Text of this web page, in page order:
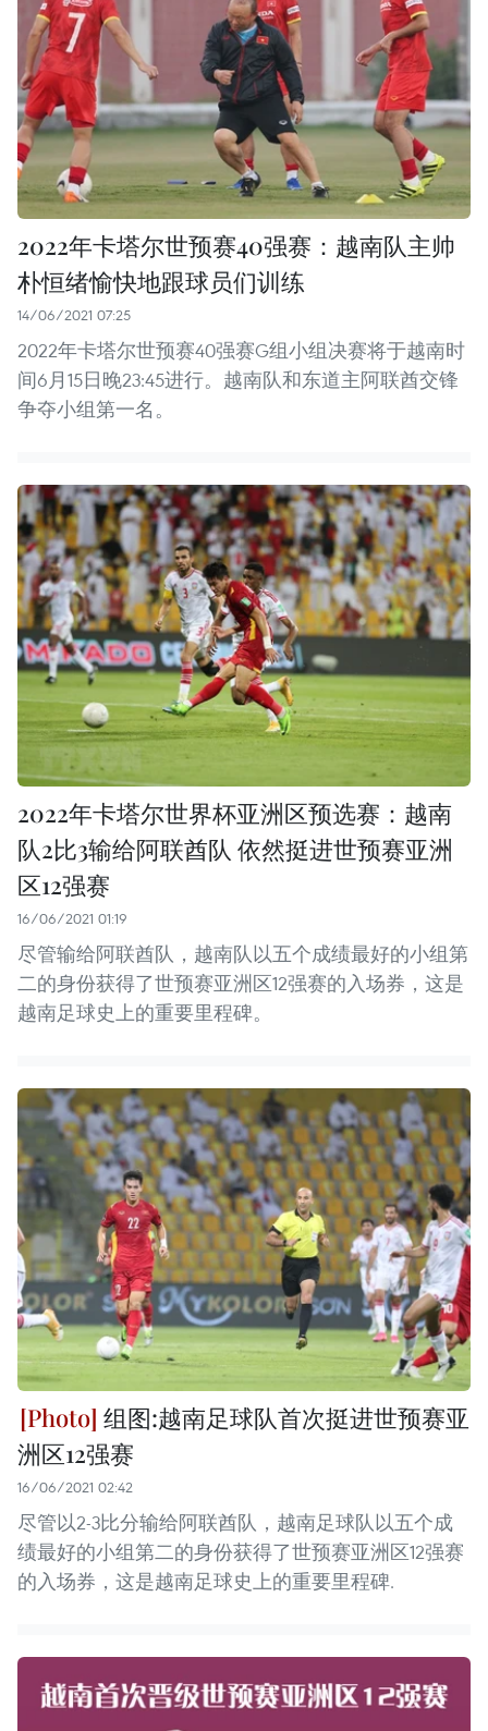
2022年卡塔尔世预赛40强赛：越南队主帅
朴恒绪愉快地跟球员们训练
14/06/2021 07:25
2022年卡塔尔世预赛40强赛G组小组决赛将于越南时
间6月15日晚23:45进行。越南队和东道主阿联酋交锋
争夺小组第一名。
2022年卡塔尔世界杯亚洲区预选赛：越南
队2比3输给阿联酋队 依然挺进世预赛亚洲
区12强赛
16/06/2021 01:19
尽管输给阿联酋队，越南队以五个成绩最好的小组第
二的身份获得了世预赛亚洲区12强赛的入场券，这是
越南足球史上的重要里程碑。
组图:越南足球队首次挺进世预赛亚
洲区12强赛
16/06/2021 02:42
尽管以2-3比分输给阿联酋队，越南足球队以五个成
绩最好的小组第二的身份获得了世预赛亚洲区12强赛
的入场券，这是越南足球史上的重要里程碑.